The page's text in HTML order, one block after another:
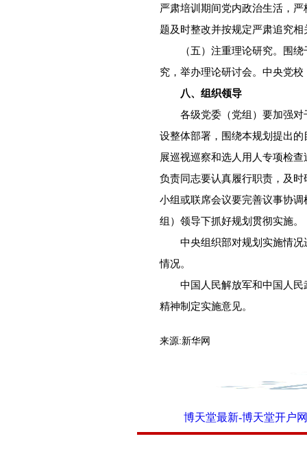
严肃培训期间党内政治生活，
题及时整改并按规定严肃追究
（五）注重理论研究。围绕
究，举办理论研讨会。中央党
八、组织领导
各级党委（党组）要加强对
设整体部署，围绕本规划提出
展巡视巡察和选人用人专项检
负责同志要认真履行职责，及
小组或联席会议要完善议事协
组）领导下抓好规划贯彻实施。
中央组织部对规划实施情况
情况。
中国人民解放军和中国人民
精神制定实施意见。
来源:新华网
博天堂最新-博天堂开户